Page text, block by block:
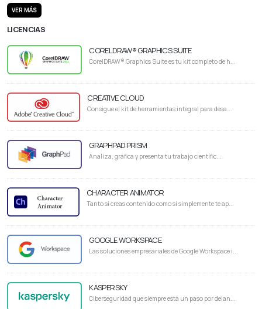
VER MÁS
LICENCIAS
CORELDRAW® GRAPHICS SUITE
CorelDRAW® Graphics Suite es tu kit completo de h...
CREATIVE CLOUD
Consigue el kit de herramientas integral para desa...
GRAPHPAD PRISM
Analiza, gráfica y presenta tu trabajo científic...
CHARACTER ANIMATOR
Tanto si creas contenido como si simplemente te ap...
GOOGLE WORKSPACE
Las soluciones empresariales de Google Workspace i...
KASPERSKY
Ciberseguridad que siempre está un paso por delan...